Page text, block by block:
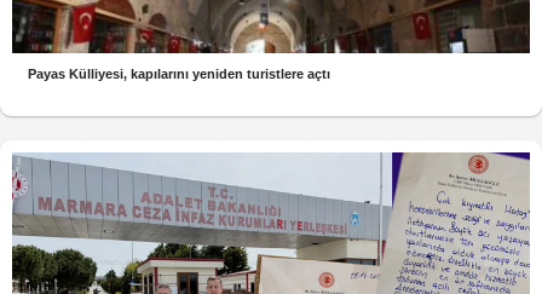
Payas Külliyesi, kapılarını yeniden turistlere açtı